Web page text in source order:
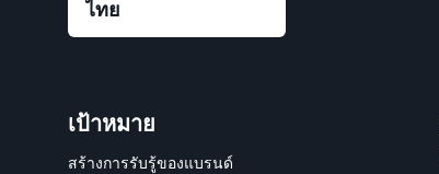
เป้าหมาย
สร้างการรับรู้ของแบรนด์